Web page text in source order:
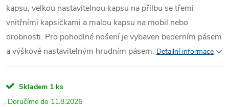
kapsu, velkou nastavitelnou kapsu na přilbu se třemi
vnitřními kapsičkami a malou kapsu na mobil nebo
drobnosti. Pro pohodlné nošení je vybaven bederním pásem
a výškově nastavitelným hrudním pásem. Detailní informace
Skladem 1 ks
11.8.2026